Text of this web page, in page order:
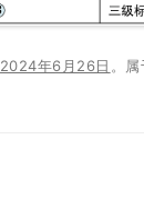
2024年6月26日 。属